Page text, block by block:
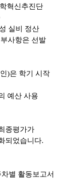
혁신추진단
실비 정산
사항은 선발
)은 학기 시작
예산 사용
종평가가
되었습니다.
별 활동보고서